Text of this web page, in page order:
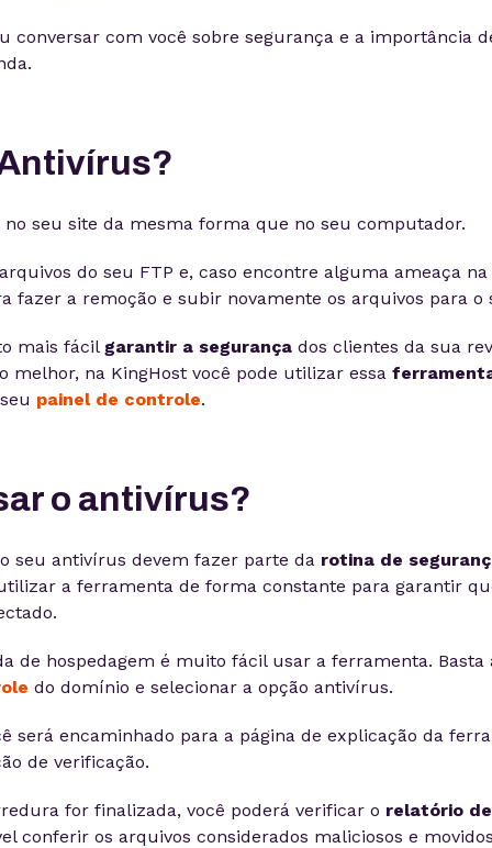
conversar com você sobre segurança e a importância
seu site da mesma forma que no seu computador.
do seu FTP e, caso encontre alguma ameaça
fazer a remoção e subir novamente os arquivos para o
mais fácil garantir a segurança dos clientes da sua
melhor, na KingHost você pode utilizar essa
painel de controle.
o antivírus?
seu antivírus devem fazer parte da rotina de
a ferramenta de forma constante para garantir
de hospedagem é muito fácil usar a ferramenta. Basta
do domínio e selecionar a opção antivírus.
será encaminhado para a página de explicação da
de verificação.
for finalizada, você poderá verificar o relatório
conferir os arquivos considerados maliciosos e